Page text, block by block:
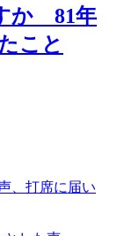
か 81年
こと
、打席に届い